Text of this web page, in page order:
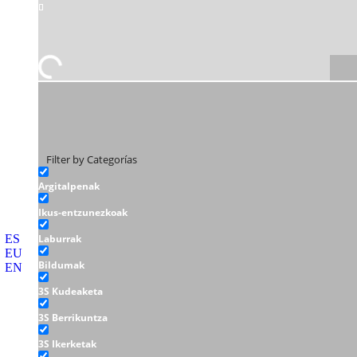
ES
EU
EN
Filter by Categorías
Argitalpenak
Ikus-entzunezkoak
Laburrak
Bildumak
3S Kudeaketa
3S Berrikuntza
3S Ikerketak